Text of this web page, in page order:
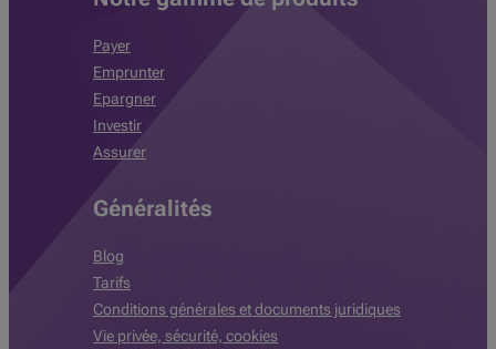
Payer
Emprunter
Epargner
Investir
Assurer
Généralités
Blog
Tarifs
Conditions générales et documents juridiques
Vie privée, sécurité, cookies